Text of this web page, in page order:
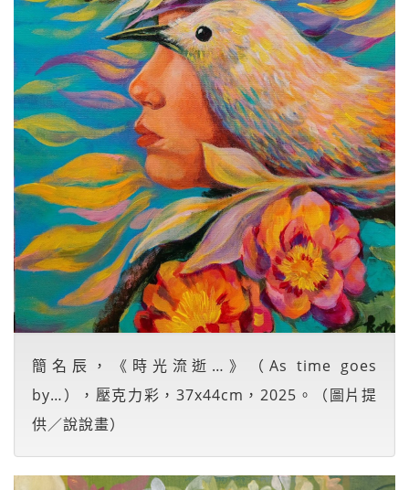
簡名辰，《時光流逝…》（As time goes
by…），壓克力彩，37x44cm，2025。（圖片提
供／說說畫）